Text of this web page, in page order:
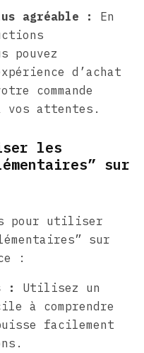
agréable :
En
pouvez
d’achat
commande
vos attentes.
les
sur
pour utiliser
sur
:
:
Utilisez un
à comprendre
facilement